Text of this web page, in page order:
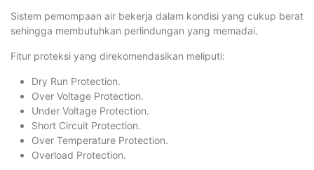
Sistem pemompaan air bekerja dalam kondisi yang cukup berat
sehingga membutuhkan perlindungan yang memadai.
Fitur proteksi yang direkomendasikan meliputi:
Dry Run Protection.
Over Voltage Protection.
Under Voltage Protection.
Short Circuit Protection.
Over Temperature Protection.
Overload Protection.